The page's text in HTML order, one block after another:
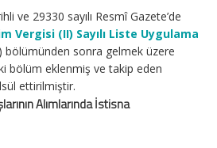
ve 29330 sayılı Resmî Gazete’de
Vergisi (II) Sayılı Liste Uygulama
bölümünden sonra gelmek üzere
bölüm eklenmiş ve takip eden
ettirilmiştir.
Alımlarında İstisna